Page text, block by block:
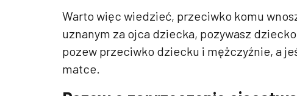
Warto więc wiedzieć, przeciwko komu
uznanym za ojca dziecka, pozywasz
pozew przeciwko dziecku i mężczyźnie, a
matce.